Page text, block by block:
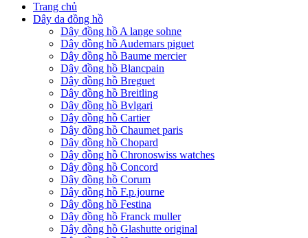
Trang chủ
Dây da đồng hồ
Dây đồng hồ A lange sohne
Dây đồng hồ Audemars piguet
Dây đồng hồ Baume mercier
Dây đồng hồ Blancpain
Dây đồng hồ Breguet
Dây đồng hồ Breitling
Dây đồng hồ Bvlgari
Dây đồng hồ Cartier
Dây đồng hồ Chaumet paris
Dây đồng hồ Chopard
Dây đồng hồ Chronoswiss watches
Dây đồng hồ Concord
Dây đồng hồ Corum
Dây đồng hồ F.p.journe
Dây đồng hồ Festina
Dây đồng hồ Franck muller
Dây đồng hồ Glashutte original